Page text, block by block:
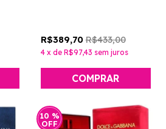
R$389,70 R$433,00
4 x de R$97,43 sem juros
10 %
OFF